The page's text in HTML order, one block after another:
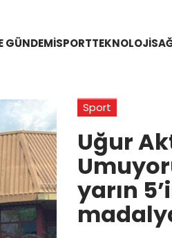
GÜNDEMISPORTTEKNOLOJI
Sport
Uğur
yarın